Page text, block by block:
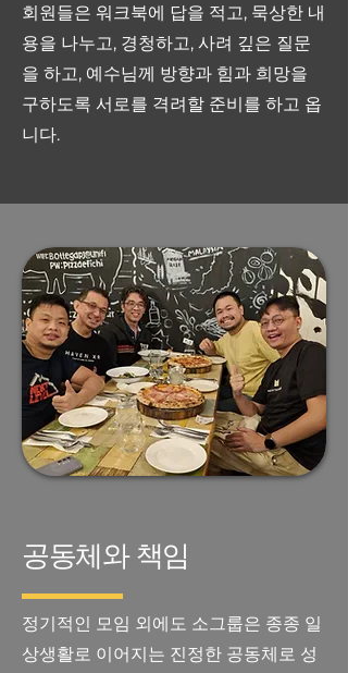
회원들은 워크북에 답을 적고, 묵상한 내
용을 나누고, 경청하고, 사려 깊은 질문
을 하고, 예수님께 방향과 힘과 희망을
구하도록 서로를 격려할 준비를 하고 옵
니다.
공동체와 책임
정기적인 모임 외에도 소그룹은 종종 일
상생활로 이어지는 진정한 공동체로 성